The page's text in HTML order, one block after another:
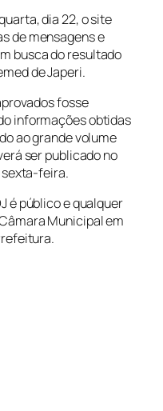
dia 22, o site
de mensagens e
busca do resultado
de Japeri.
fosse
informações obtidas
ao grande volume
ser publicado no
feira.
é público e qualquer
Municipal em